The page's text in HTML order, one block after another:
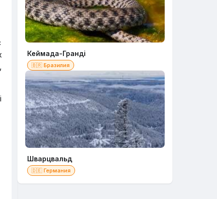
Кеймада-Гранді
🇧🇷 Бразилия
Шварцвальд
🇩🇪 Германия